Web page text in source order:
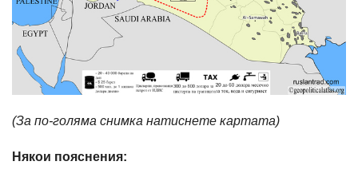
(За по-голяма снимка натиснете картата)
Някои пояснения: